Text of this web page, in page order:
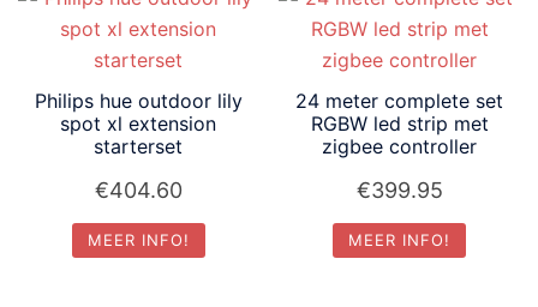
Philips hue outdoor lily
spot xl extension
starterset
€404.60
MEER INFO!
24 meter complete set
RGBW led strip met
zigbee controller
€399.95
MEER INFO!